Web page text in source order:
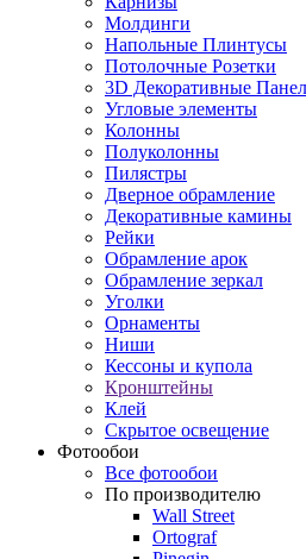
Молдинги
Напольные Плинтусы
Потолочные Розетки
3D Декоративные
Угловые элементы
Колонны
Полуколонны
Пилястры
Дверное обрамление
Декоративные камины
Рейки
Обрамление арок
Обрамление зеркал
Уголки
Орнаменты
Ниши
Кессоны и купола
Кронштейны
Клей
Скрытое освещение
Фотообои
Все фотообои
По производителю
Wall Street
Ortograf